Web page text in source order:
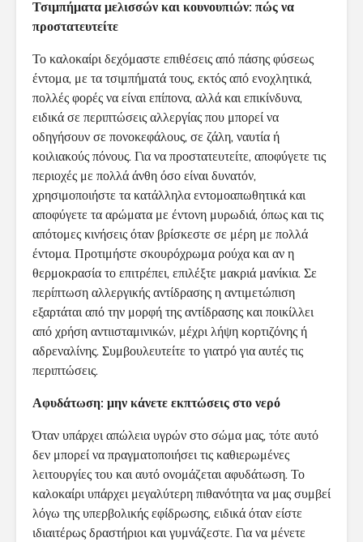
Τσιμπήματα μελισσών και κουνουπιών: πώς να
προστατευτείτε
Το καλοκαίρι δεχόμαστε επιθέσεις από πάσης φύσεως
έντομα, με τα τσιμπήματά τους, εκτός από ενοχλητικά,
πολλές φορές να είναι επίπονα, αλλά και επικίνδυνα,
ειδικά σε περιπτώσεις αλλεργίας που μπορεί να
οδηγήσουν σε πονοκεφάλους, σε ζάλη, ναυτία ή
κοιλιακούς πόνους. Για να προστατευτείτε, αποφύγετε τις
περιοχές με πολλά άνθη όσο είναι δυνατόν,
χρησιμοποιήστε τα κατάλληλα εντομοαπωθητικά και
αποφύγετε τα αρώματα με έντονη μυρωδιά, όπως και τις
απότομες κινήσεις όταν βρίσκεστε σε μέρη με πολλά
έντομα. Προτιμήστε σκουρόχρωμα ρούχα και αν η
θερμοκρασία το επιτρέπει, επιλέξτε μακριά μανίκια. Σε
περίπτωση αλλεργικής αντίδρασης η αντιμετώπιση
εξαρτάται από την μορφή της αντίδρασης και ποικίλλει
από χρήση αντιισταμινικών, μέχρι λήψη κορτιζόνης ή
αδρεναλίνης. Συμβουλευτείτε το γιατρό για αυτές τις
περιπτώσεις.
Αφυδάτωση: μην κάνετε εκπτώσεις στο νερό
Όταν υπάρχει απώλεια υγρών στο σώμα μας, τότε αυτό
δεν μπορεί να πραγματοποιήσει τις καθιερωμένες
λειτουργίες του και αυτό ονομάζεται αφυδάτωση. Το
καλοκαίρι υπάρχει μεγαλύτερη πιθανότητα να μας συμβεί
λόγω της υπερβολικής εφίδρωσης, ειδικά όταν είστε
ιδιαιτέρως δραστήριοι και γυμνάζεστε. Για να μένετε